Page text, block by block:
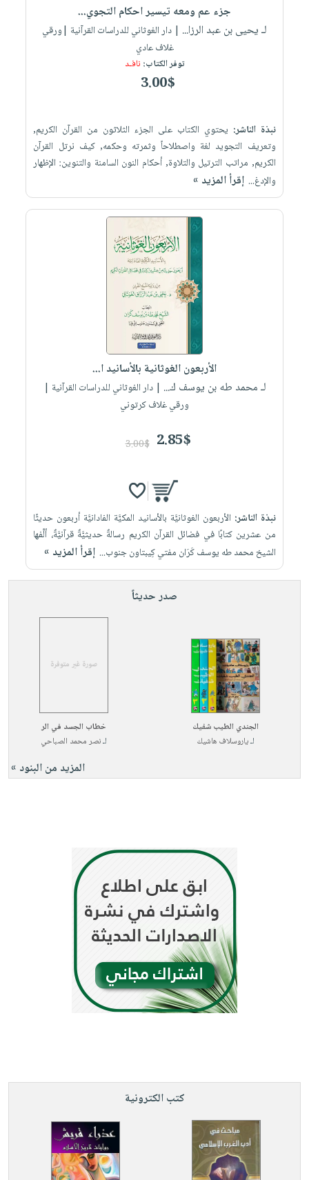
جزء عم ومعه تيسير احكام التجوي...
لـ يحيى بن عبد الرزا... | دار الغوثاني للدراسات القرآنية |ورقي
غلاف عادي
توفر الكتاب: نافـد
3.00$
نبذة الناشر: يحتوي الكتاب على الجزء الثلاثون من القرآن الكريم,
وتعريف التجويد لغة واصطلاحاً وثمرته وحكمه, كيف نرتل القرآن
الكريم, مراتب الترتيل والتلاوة, أحكام النون السامنة والتنوين: الإظهار
والإدغ... إقرأ المزيد »
الأربعون الغوثانية بالأسانيد ا...
لـ محمد طه بن يوسف ك... | دار الغوثاني للدراسات القرآنية |
ورقي غلاف كرتوني
2.85$
3.00$
نبذة الناشر: الأربعون الغوثانيَّة بالأسانيد المكيَّة الفادانيَّة أربعون حديثًا
من عشرين كتابًا في فضائل القرآن الكريم رسالةٌ حديثيَّةٌ قرآنيَّةٌ، ألَّفها
الشيخ محمد طه يوسف كَرَان مفتي كِيبتاون جنوب... إقرأ المزيد »
صدر حديثاً
الجندي الطيب شفيك
لـياروسلاف هاشيك
خطاب الجسد في الر
لـنصر محمد الصباحي
المزيد من البنود »
كتب الكترونية